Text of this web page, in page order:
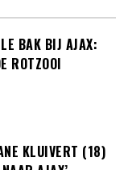
BAK BIJ AJAX:
ROTZOOI
KLUIVERT (18)